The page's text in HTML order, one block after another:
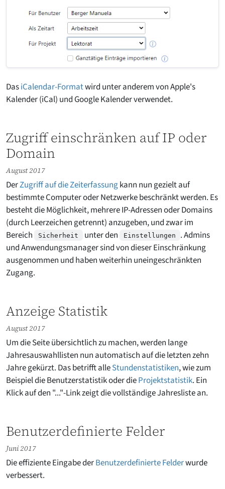
DasiCalendar-Formatwird unter anderem von Apple's
Kalender (iCal) und Google Kalender verwendet.
Zugriff einschränken auf IP oder
Domain
August 2017
DerZugriff auf die Zeiterfassungkann nun gezielt auf
bestimmte Computer oder Netzwerke beschränkt werden. Es
besteht die Möglichkeit, mehrere IP-Adressen oder Domains
(durch Leerzeichen getrennt) anzugeben, und zwar im
Bereich
Sicherheit unter den Einstellungen
. Admins
und Anwendungsmanager sind von dieser Einschränkung
ausgenommen und haben weiterhin uneingeschränkten
Zugang.
Anzeige Statistik
August 2017
Um die Seite übersichtlich zu machen, werden lange
Jahresauswahllisten nun automatisch auf die letzten zehn
Jahre gekürzt. Das betrifft alleStundenstatistiken, wie zum
Beispiel die Benutzerstatistik oder dieProjektstatistik. Ein
Klick auf den "..."-Link zeigt die vollständige Jahresliste an.
Benutzerdefinierte Felder
Juni 2017
Die effiziente Eingabe derBenutzerdefinierte Felderwurde
verbessert.